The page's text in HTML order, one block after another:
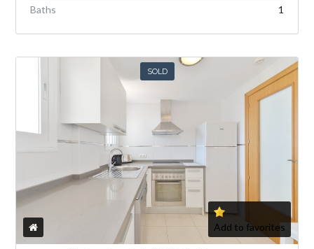
Baths
1
SOLD
Add to favorites